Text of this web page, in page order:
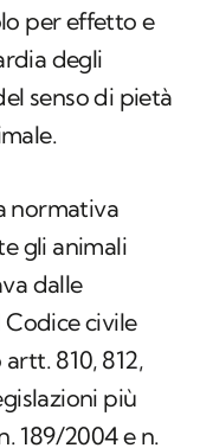
per effetto e
degli
senso di pietà
normativa
gli animali
dalle
civile
810, 812,
più
189/2004 e n.